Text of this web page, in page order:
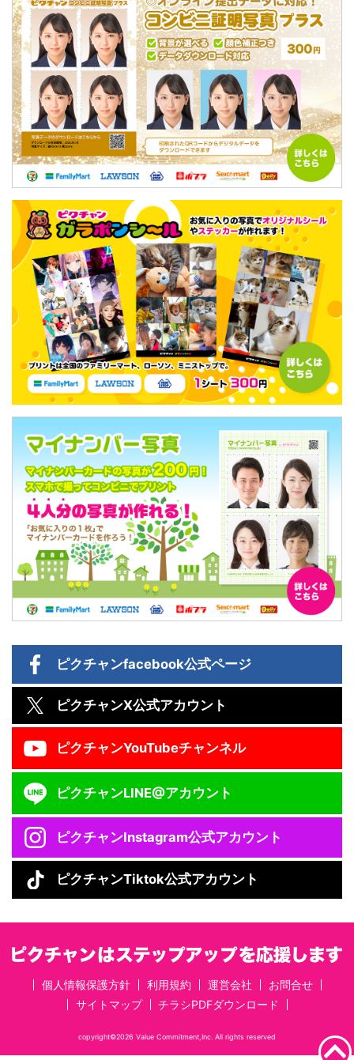
ピクチャンfacebook公式ページ
ピクチャンX公式アカウント
ピクチャンYouTubeチャンネル
ピクチャンLINE@アカウント
ピクチャンInstagram公式アカウント
ピクチャンTiktok公式アカウント
個人情報保護方針 利用規約 運営会社
お問合せ
サイトマップ
チラシPDFダウンロード
copyright©2026 Value Commitment,Inc. All rights reserved